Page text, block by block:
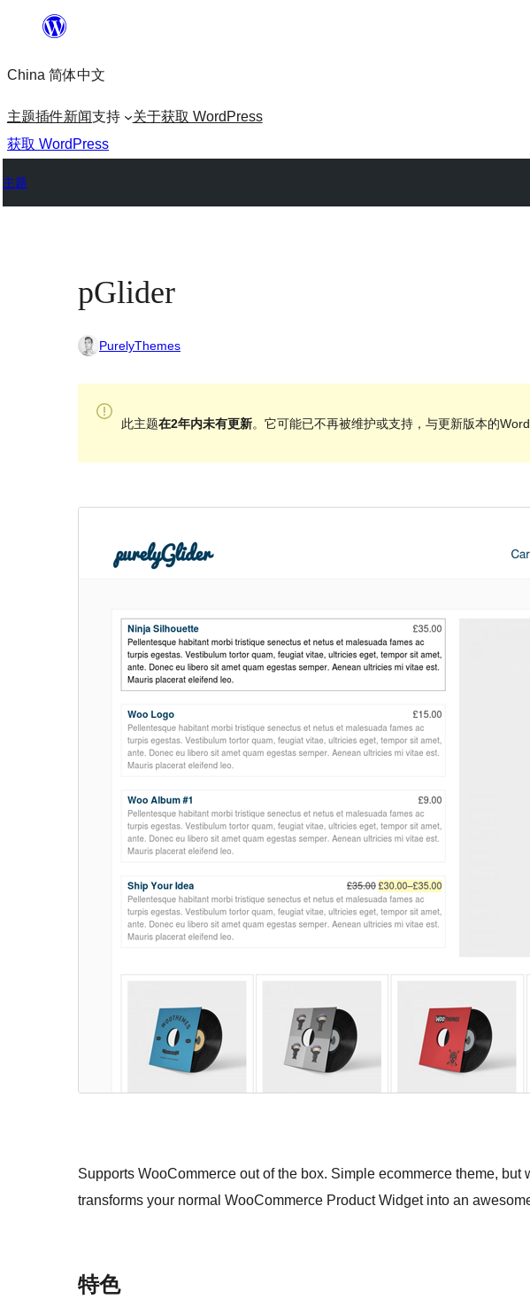
内
容
China 简体中文
主题插件新闻支持 关于获取 WordPress
获取 WordPress
主题
pGlider
PurelyThemes
此主题在2年内未有更新。它可能已不再被维护或支持，与更新版本的
Supports WooCommerce out of the box. Simple ecommerce theme,
transforms your normal WooCommerce Product Widget into an
特色